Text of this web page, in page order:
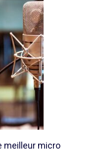
meilleur micro